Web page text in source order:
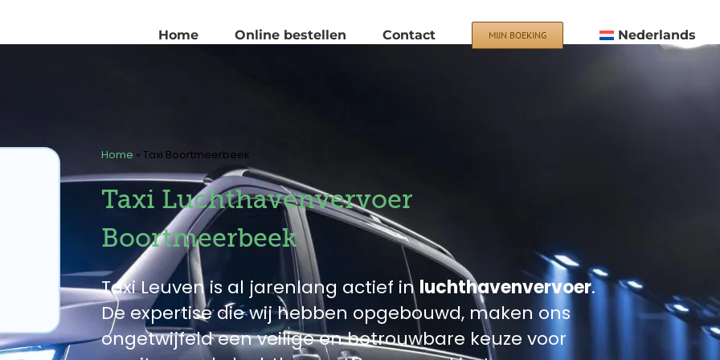
Home Online bestellen Contact MIJN BOEKING Nederlands
Home »Taxi Boortmeerbeek
Taxi Luchthavenvervoer
Boortmeerbeek
Taxi Leuven is al jarenlang actief inluchthavenvervoer.
De expertise die wij hebben opgebouwd, maken ons
ongetwijfeld een veilige en betrouwbare keuze voor